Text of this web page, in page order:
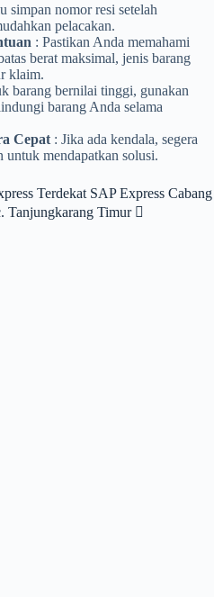
simpan nomor resi setelah
pelacakan.
: Pastikan Anda memahami
berat maksimal, jenis barang
klaim.
barang bernilai tinggi, gunakan
barang Anda selama
Cepat : Jika ada kendala, segera
untuk mendapatkan solusi.
Terdekat SAP Express Cabang
Tanjungkarang Timur 